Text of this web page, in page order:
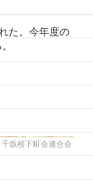
た。今年度の
千坂校下町会連合会